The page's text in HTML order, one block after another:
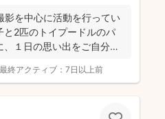
影を中心に活動を行ってい
と2匹のトイプードルのパ
１日の思い出をご自分自
最終アクティブ： 7日以上前